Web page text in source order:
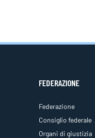
FEDERAZIONE
Federazione
Consiglio federale
Organi di giustizia